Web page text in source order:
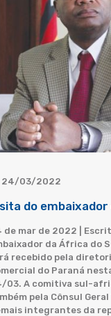
24/03/2022
do
de mar de 2022 |
da África do
recebido pela
do Paraná
03. A comitiva sul-
pela Cônsul
integrantes da